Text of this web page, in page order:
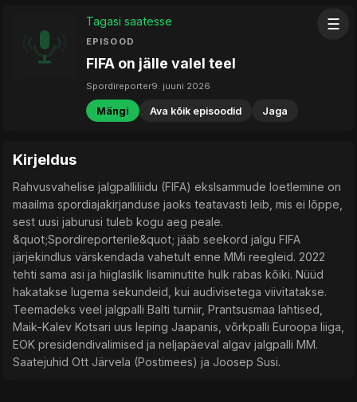
☰
Tagasi saatesse
EPISOOD
FIFA on jälle valel teel
Spordireporter9. juuni 2026
Mängi Ava kõik episoodid Jaga
Kirjeldus
Rahvusvahelise jalgpalliliidu (FIFA) ekslsammude loetlemine on
maailma spordiajakirjanduse jaoks teatavasti leib, mis ei lõppe,
sest uusi jaburusi tuleb kogu aeg peale.
&quot;Spordireporterile&quot; jääb seekord jalgu FIFA
järjekindlus värskendada vahetult enne MMi reegleid. 2022
tehti sama asi ja hiiglaslik lisaminutite hulk rabas kõiki. Nüüd
hakatakse lugema sekundeid, kui audivisetega viivitatakse.
Teemadeks veel jalgpalli Balti turniir, Prantsusmaa lahtised,
Maik-Kalev Kotsari uus leping Jaapanis, võrkpalli Euroopa liiga,
EOK presidendivalimised ja neljapäeval algav jalgpalli MM.
Saatejuhid Ott Järvela (Postimees) ja Joosep Susi.